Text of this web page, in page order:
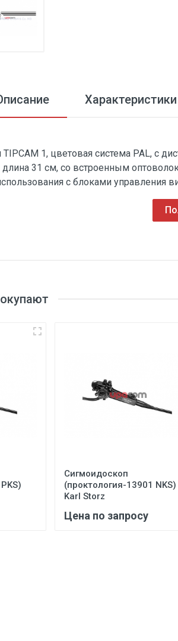
Характеристики
1, цветовая система PAL, с
31 см, со встроенным
с блоками управления
Сигмоидоскоп
(проктология-13901 NKS)
Karl Storz
Цена по запросу